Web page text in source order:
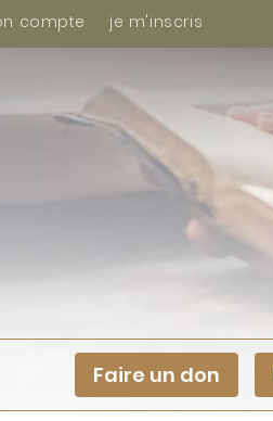
compte je m'inscris
Faire un don